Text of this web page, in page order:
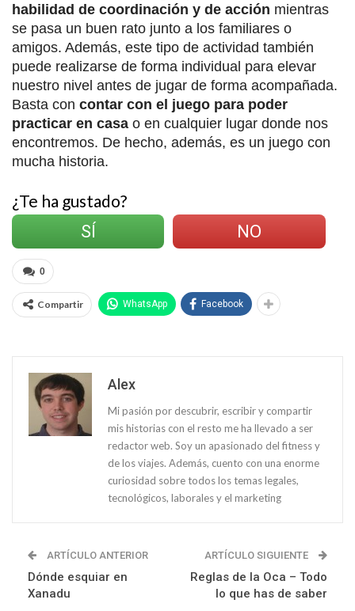
habilidad de coordinación y de acción mientras
se pasa un buen rato junto a los familiares o
amigos. Además, este tipo de actividad también
puede realizarse de forma individual para elevar
nuestro nivel antes de jugar de forma acompañada.
Basta con contar con el juego para poder
practicar en casa o en cualquier lugar donde nos
encontremos. De hecho, además, es un juego con
mucha historia.
¿Te ha gustado?
SÍ
NO
0
Compartir WhatsApp Facebook
Alex
Mi pasión por descubrir, escribir y compartir
mis historias con el resto me ha llevado a ser
redactor web. Soy un apasionado del fitness y
de los viajes. Además, cuento con una enorme
curiosidad sobre todos los temas legales,
tecnológicos, laborales y el marketing
ARTÍCULO ANTERIOR
Dónde esquiar en
Xanadu
ARTÍCULO SIGUIENTE
Reglas de la Oca – Todo
lo que has de saber